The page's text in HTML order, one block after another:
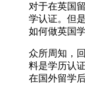
对于在英国
学认证。但
如何做英国
众所周知，
料是学历认
在国外留学